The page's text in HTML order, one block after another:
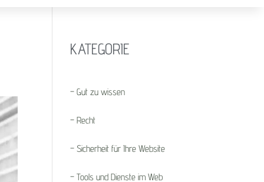
KATEGORIE
– Gut zu wissen
– Recht
– Sicherheit für Ihre Website
– Tools und Dienste im Web